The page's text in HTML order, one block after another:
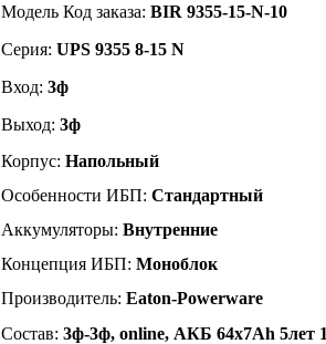
Модель Код заказа:BIR 9355-15-N-10
Серия:UPS 9355 8-15 N
Вход:3ф
Выход: 3ф
Корпус:Напольный
Особенности ИБП:Стандартный
Аккумуляторы:Внутренние
Концепция ИБП:Моноблок
Производитель:Eaton-Powerware
Состав:3ф-3ф, online, АКБ 64х7Ah 5лет